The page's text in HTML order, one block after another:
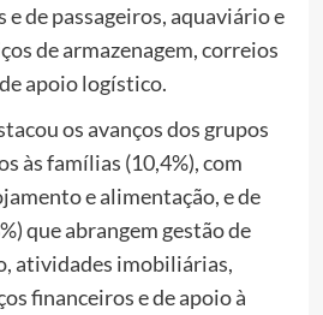
de passageiros, aquaviário e
de armazenagem, correios
apoio logístico.
os avanços dos grupos
às famílias (10,4%), com
e alimentação, e de
que abrangem gestão de
atividades imobiliárias,
financeiros e de apoio à